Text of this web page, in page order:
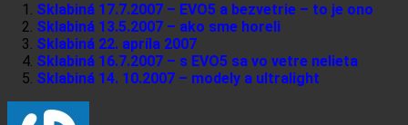
Sklabiná 17.7.2007 – EVO5 a bezvetrie – to je ono
Sklabiná 13.5.2007 – ako sme horeli
Sklabiná 22. apríla 2007
Sklabiná 16.7.2007 – s EVO5 sa vo vetre nelieta
Sklabiná 14. 10.2007 – modely a ultralight